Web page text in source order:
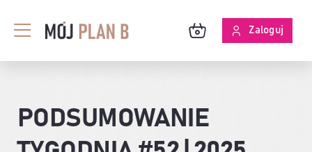
zawartości
Toggle
Navigation
O MPB
Zaloguj
PODSUMOWANIE